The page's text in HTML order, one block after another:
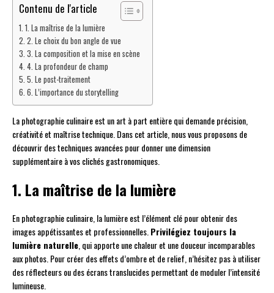
Contenu de l'article
1. La maîtrise de la lumière
2. Le choix du bon angle de vue
3. La composition et la mise en scène
4. La profondeur de champ
5. Le post-traitement
6. L’importance du storytelling
La photographie culinaire est un art à part entière qui demande précision,
créativité et maîtrise technique. Dans cet article, nous vous proposons de
découvrir des techniques avancées pour donner une dimension
supplémentaire à vos clichés gastronomiques.
1. La maîtrise de la lumière
En photographie culinaire, la lumière est l’élément clé pour obtenir des
images appétissantes et professionnelles.Privilégiez toujours la
lumière naturelle, qui apporte une chaleur et une douceur incomparables
aux photos. Pour créer des effets d’ombre et de relief, n’hésitez pas à utiliser
des réflecteurs ou des écrans translucides permettant de moduler l’intensité
lumineuse.